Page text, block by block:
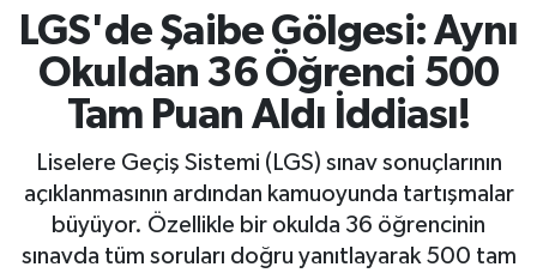
LGS'de Şaibe Gölgesi: Aynı
Okuldan 36 Öğrenci 500
Tam Puan Aldı İddiası!
Liselere Geçiş Sistemi (LGS) sınav sonuçlarının
açıklanmasının ardından kamuoyunda tartışmalar
büyüyor. Özellikle bir okulda 36 öğrencinin
sınavda tüm soruları doğru yanıtlayarak 500 tam
Borsa Haberleri
İş Dünyası
Lojistik
Otovitrin
Asayiş
Süper Lig Puan Durumu ve Fikstür
Tüm Manşetler
Son Dakika Haberleri
Haber Arşivi